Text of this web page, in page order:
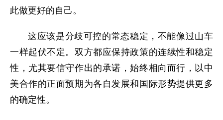
此做更好的自己。
这应该是分歧可控的常态稳定，不能像过山车
一样起伏不定。双方都应保持政策的连续性和稳定
性，尤其要信守作出的承诺，始终相向而行，以中
美合作的正面预期为各自发展和国际形势提供更多
的确定性。